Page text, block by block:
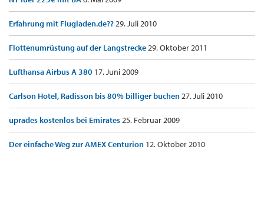
Erfahrung mit Flugladen.de??29. Juli 2010
Flottenumrüstung auf der Langstrecke29. Oktober 2011
Lufthansa Airbus A 380 17. Juni 2009
Carlson Hotel, Radisson bis 80% billiger buchen27. Juli 2010
uprades kostenlos bei Emirates25. Februar 2009
Der einfache Weg zur AMEX Centurion 12. Oktober 2010